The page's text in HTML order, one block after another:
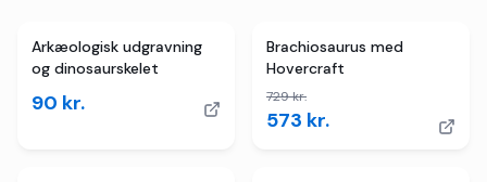
Arkæologisk udgravning
og dinosaurskelet
90 kr.
2butikker
Brachiosaurus med
Hovercraft
729kr.
573 kr.